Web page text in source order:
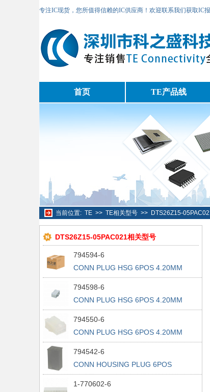
专注IC现货，您所值得信赖的IC供应商！欢迎联系我们获取IC
首页 TE产品线
当前位置: TE >> TE相关型号 >> DTS26Z15-
DTS26Z15-05PAC021相关型号
794594-6
CONN PLUG HSG 6POS 4.20MM
794598-6
CONN PLUG HSG 6POS 4.20MM
794550-6
CONN PLUG HSG 6POS 4.20MM
794542-6
CONN HOUSING PLUG 6POS
NATURAL
1-770602-6